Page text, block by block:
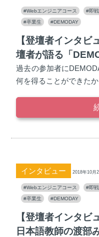
#Webエンジニアコース #即
#卒業生
#DEMODAY
【登壇者インタビ
壇者が語る「
過去の参加者に
何を得ることができた
インタビュー 2018年10月
#Webエンジニアコース #即
#卒業生
#DEMODAY
【登壇者インタビ
日本語教師の渡部